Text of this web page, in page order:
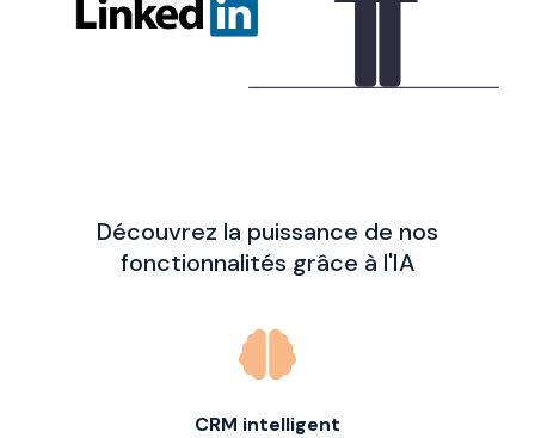
Découvrez la puissance de nos
fonctionnalités grâce à l'IA
CRM intelligent